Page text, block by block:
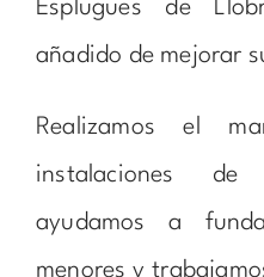
Esplugues de
añadido de mejorar
Realizamos el
instalaciones de
ayudamos a
menores y